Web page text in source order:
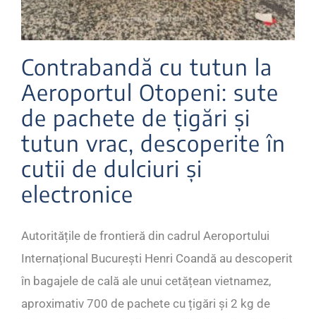
Contrabandă cu tutun la
Aeroportul Otopeni: sute
de pachete de țigări și
tutun vrac, descoperite în
cutii de dulciuri și
electronice
Autoritățile de frontieră din cadrul Aeroportului
Internațional București Henri Coandă au descoperit
în bagajele de cală ale unui cetățean vietnamez,
aproximativ 700 de pachete cu țigări și 2 kg de